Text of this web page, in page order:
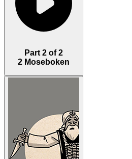
Part 2 of 2
2 Moseboken